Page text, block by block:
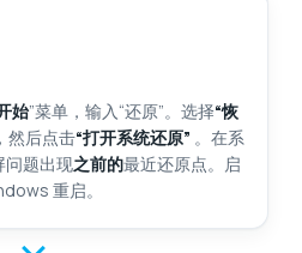
始”菜单，输入“还原”。选择“恢
然后点击“打开系统还原” 。在系
问题出现之前的最近还原点。启
重启。